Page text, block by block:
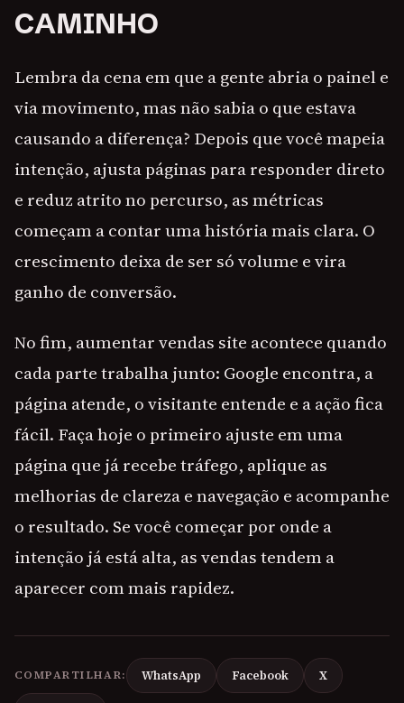
CAMINHO
Lembra da cena em que a gente abria o painel e
via movimento, mas não sabia o que estava
causando a diferença? Depois que você mapeia
intenção, ajusta páginas para responder direto
e reduz atrito no percurso, as métricas
começam a contar uma história mais clara. O
crescimento deixa de ser só volume e vira
ganho de conversão.
No fim, aumentar vendas site acontece quando
cada parte trabalha junto: Google encontra, a
página atende, o visitante entende e a ação fica
fácil. Faça hoje o primeiro ajuste em uma
página que já recebe tráfego, aplique as
melhorias de clareza e navegação e acompanhe
o resultado. Se você começar por onde a
intenção já está alta, as vendas tendem a
aparecer com mais rapidez.
COMPARTILHAR: WhatsApp Facebook X